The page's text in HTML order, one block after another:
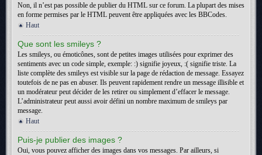
Non, il n’est pas possible de publier du HTML sur ce forum. La plupart des mises
en forme permises par le HTML peuvent être appliquées avec les BBCodes.
Haut
Que sont les smileys ?
Les smileys, ou émoticônes, sont de petites images utilisées pour exprimer des
sentiments avec un code simple, exemple: :) signifie joyeux, :( signifie triste. La
liste complète des smileys est visible sur la page de rédaction de message. Essayez
toutefois de ne pas en abuser. Ils peuvent rapidement rendre un message illisible et
un modérateur peut décider de les retirer ou simplement d’effacer le message.
L’administrateur peut aussi avoir défini un nombre maximum de smileys par
message.
Haut
Puis-je publier des images ?
Oui, vous pouvez afficher des images dans vos messages. Par ailleurs, si